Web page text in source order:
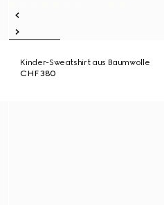
Kinder-Sweatshirt aus Baumwolle
CHF 380